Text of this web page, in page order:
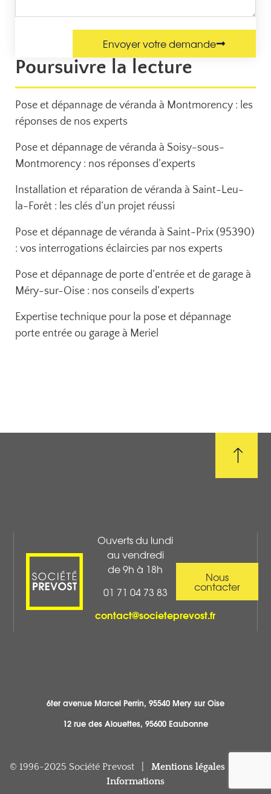
Envoyer votre demande
Poursuivre la lecture
Pose et dépannage de véranda à Montmorency : les
réponses de nos experts
Pose et dépannage de véranda à Soisy-sous-
Montmorency : nos réponses d’experts
Installation et réparation de véranda à Saint-Leu-
la-Forêt : les clés d’un projet réussi
Pose et dépannage de véranda à Saint-Prix (95390)
: vos interrogations éclaircies par nos experts
Pose et dépannage de porte d’entrée et de garage à
Méry-sur-Oise : nos conseils d’experts
Expertise technique pour la pose et dépannage
porte entrée ou garage à Meriel
Ouverts du lundi
au vendredi
de 9h à 18h
01 71 04 73 83
contact@societeprevost.fr
Nous
contacter
6ter avenue Marcel Perrin, 95540 Mery sur Oise
12 rue des Alouettes, 95600 Eaubonne
© 1996-2025 Société Prevost | Mentions légales
Informations